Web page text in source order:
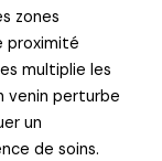
zones
proximité
multiplie les
venin perturbe
un
de soins.